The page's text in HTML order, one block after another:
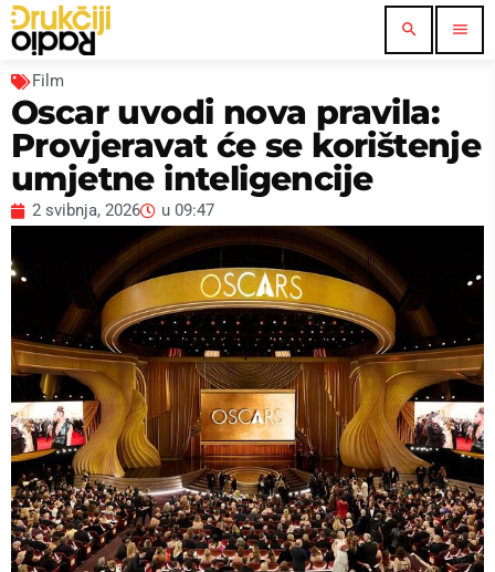
search menu
Film
Oscar uvodi nova pravila:
Provjeravat će se korištenje
umjetne inteligencije
2 svibnja, 2026 u 09:47